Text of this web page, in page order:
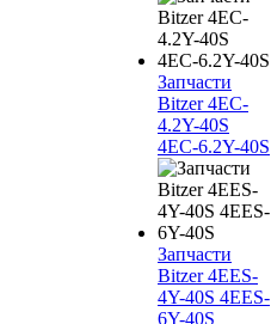
Запчасти
Bitzer 4EC-
4.2Y-40S
4EC-6.2Y-40S
Запчасти
Bitzer 4EES-
4Y-40S 4EES-
6Y-40S